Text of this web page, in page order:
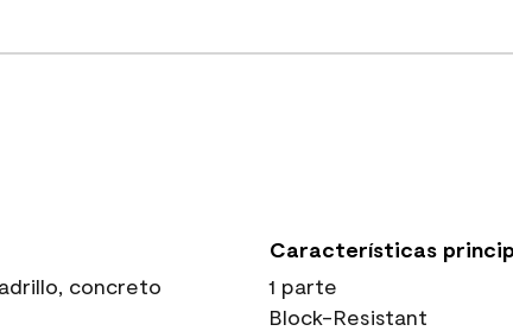
concreto
Características
1 parte
Block-Resistant